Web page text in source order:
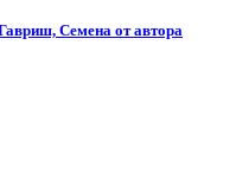
Семена от автора